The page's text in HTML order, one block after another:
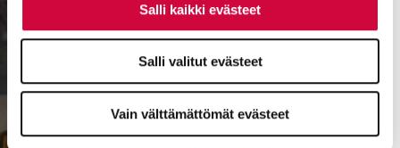
Salli kaikki evästeet
Salli valitut evästeet
Vain välttämättömät evästeet